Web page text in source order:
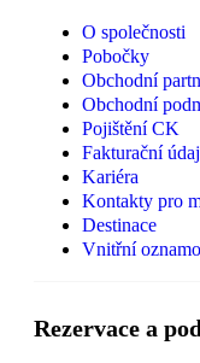
O společnosti
Pobočky
Obchodní
Obchodní
Pojištění CK
Fakturační
Kariéra
Kontakty pro
Destinace
Vnitřní
Rezervace a